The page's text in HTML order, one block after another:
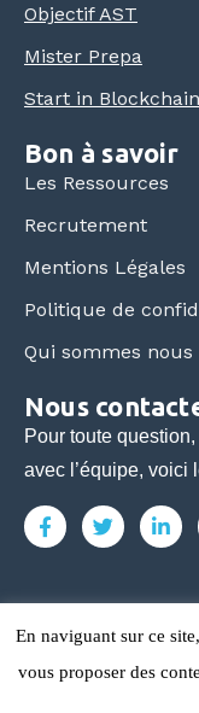
Objectif AST
Mister Prepa
Start in Blockchain
Bon à savoir
Les Ressources
Recrutement
Mentions Légales
Politique de
Qui sommes nous
Nous
Pour toute
avec l’équipe, voici
Tous droits
En naviguant sur ce
vous proposer des